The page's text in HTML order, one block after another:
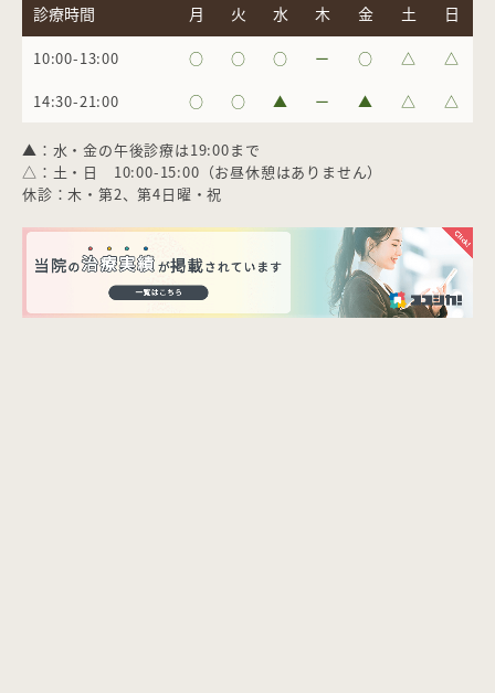
診療時間 月 火 水 木 金 土 日
10:00-13:00 ○ ○ ○ ー ○ △ △
14:30-21:00 ○ ○ ▲ ー ▲ △ △
▲：水・金の午後診療は19:00まで
△：土・日 10:00-15:00（お昼休憩はありません）
休診：木・第2、第4日曜・祝